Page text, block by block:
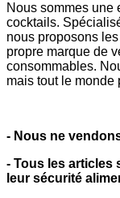
Nous sommes une
cocktails.
nous proposons
propre marque de
consommables.
mais tout le monde
- Nous ne
- Tous les articles
leur sécurité